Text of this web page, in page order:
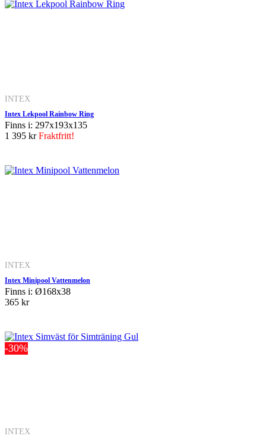
INTEX
Intex Lekpool Rainbow Ring
Finns i: 297x193x135
1 395 krFraktfritt!
INTEX
Intex Minipool Vattenmelon
Finns i: Ø168x38
365 kr
-30%
INTEX